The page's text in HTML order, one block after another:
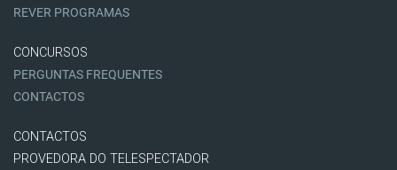
REVER PROGRAMAS
CONCURSOS
PERGUNTAS FREQUENTES
CONTACTOS
CONTACTOS
PROVEDORA DO TELESPECTADOR